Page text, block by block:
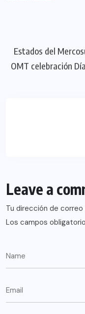
Estados del
OMT celebración
Leave a
Tu dirección de
Los campos